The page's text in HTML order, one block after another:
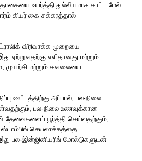
உயர்த்தி துல்லியமாக காட்ட மேல்
கியர் கை சக்கரத்தால்
விரிவாக்க முறையை
ஏற்றுவதற்கு எளிதானது மற்றும்
முயற்சி மற்றும் கவலையை
ஊட்டத்திற்கு அப்பால், பல-நிலை
பல-நிலை உணவுக்கான
தேவைகளைப் பூர்த்தி செய்வதற்கும்,
ஸ்டாம்பிங் செயலாக்கத்தை
பல-இன்ஜினியரிங் மோல்டுகளுடன்